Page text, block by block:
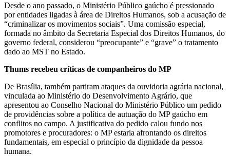
Desde o ano passado, o Ministério Público gaúcho é pressionado
por entidades ligadas à área de Direitos Humanos, sob a acusação de
“criminalizar os movimentos sociais”. Uma comissão especial,
formada no âmbito da Secretaria Especial dos Direitos Humanos, do
governo federal, considerou “preocupante” e “grave” o tratamento
dado ao MST no Estado.
Thums recebeu críticas de companheiros do MP
De Brasília, também partiram ataques da ouvidoria agrária nacional,
vinculada ao Ministério do Desenvolvimento Agrário, que
apresentou ao Conselho Nacional do Ministério Público um pedido
de providências sobre a política de autuação do MP gaúcho em
conflitos no campo. A justificativa do pedido calou fundo nos
promotores e procuradores: o MP estaria afrontando os direitos
fundamentais, em especial o princípio da dignidade da pessoa
humana.